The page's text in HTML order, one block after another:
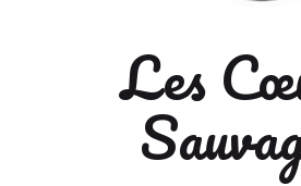
Les